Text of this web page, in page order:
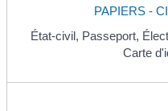
PAPIERS -
État-civil, Passeport,
Carte